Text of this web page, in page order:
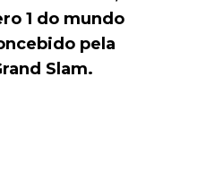
1 do mundo
pela
Slam.